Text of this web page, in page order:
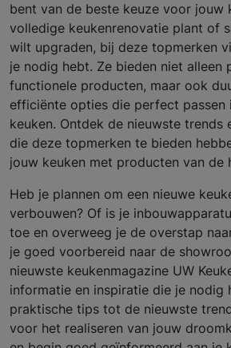
bent van de beste keuze voor jouw
volledige keukenrenovatie plant of
wilt upgraden, bij deze topmerken
je nodig hebt. Ze bieden niet alleen
functionele producten, maar ook
efficiënte opties die perfect passen
keuken. Ontdek de nieuwste trends
die deze topmerken te bieden
jouw keuken met producten van de
Heb je plannen om een nieuwe
verbouwen? Of is je
toe en overweeg je de overstap
je goed voorbereid naar de
nieuwste keukenmagazine UW
informatie en inspiratie die je nodig
praktische tips tot de nieuwste
voor het realiseren van jouw